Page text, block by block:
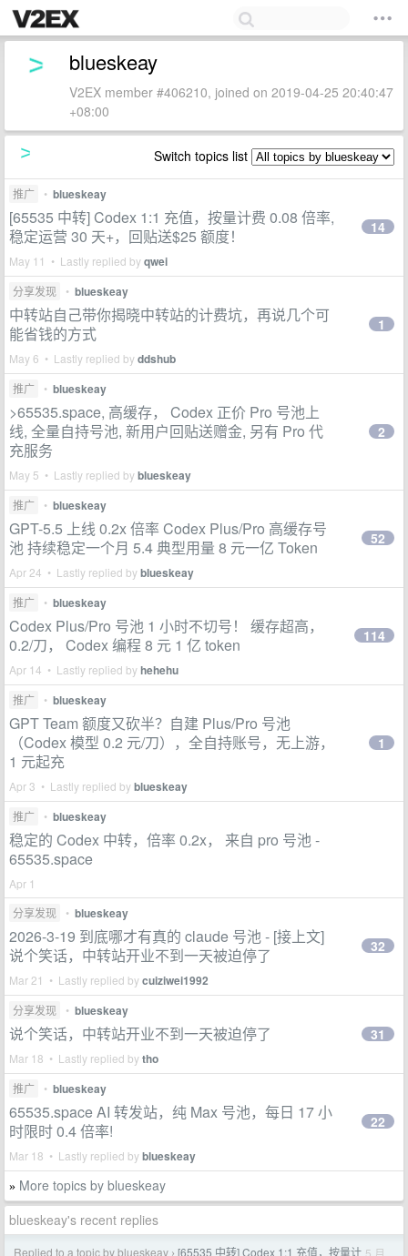
blueskeay
V2EX member #406210, joined on 2019-04-25 20:40:47
+08:00
Switch topics list
推广 • blueskeay
[65535 中转] Codex 1:1 充值，按量计费 0.08 倍率,
稳定运营 30 天+，回贴送$25 额度！
May 11 • Lastly replied byqwei
14
分享发现 • blueskeay
中转站自己带你揭晓中转站的计费坑，再说几个可
能省钱的方式
May 6 • Lastly replied byddshub
1
推广 • blueskeay
>65535.space, 高缓存， Codex 正价 Pro 号池上
线, 全量自持号池, 新用户回贴送赠金, 另有 Pro 代
充服务
May 5 • Lastly replied byblueskeay
2
推广 • blueskeay
GPT-5.5 上线 0.2x 倍率 Codex Plus/Pro 高缓存号
池 持续稳定一个月 5.4 典型用量 8 元一亿 Token
Apr 24 • Lastly replied byblueskeay
52
推广 • blueskeay
Codex Plus/Pro 号池 1 小时不切号！ 缓存超高，
0.2/刀， Codex 编程 8 元 1 亿 token
Apr 14 • Lastly replied byhehehu
114
推广 • blueskeay
GPT Team 额度又砍半？自建 Plus/Pro 号池
（Codex 模型 0.2 元/刀），全自持账号，无上游，
1 元起充
Apr 3 • Lastly replied byblueskeay
1
推广 • blueskeay
稳定的 Codex 中转，倍率 0.2x， 来自 pro 号池 -
65535.space
Apr 1
分享发现
• blueskeay
2026-3-19 到底哪才有真的 claude 号池 - [接上文]
说个笑话，中转站开业不到一天被迫停了
Mar 21 • Lastly replied bycuiziwei1992
32
分享发现 • blueskeay
说个笑话，中转站开业不到一天被迫停了
Mar 18 • Lastly replied bytho
31
推广 • blueskeay
65535.space AI 转发站，纯 Max 号池，每日 17 小
时限时 0.4 倍率!
Mar 18 • Lastly replied byblueskeay
22
» More topics by blueskeay
blueskeay's recent replies
Replied to a topic by blueskeay › [65535 中转] Codex 1:1 充值，按量计 5 月